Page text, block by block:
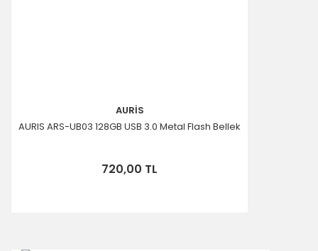
AURİS
AURIS ARS-UB03 128GB USB 3.0 Metal Flash Bellek
720,00 TL